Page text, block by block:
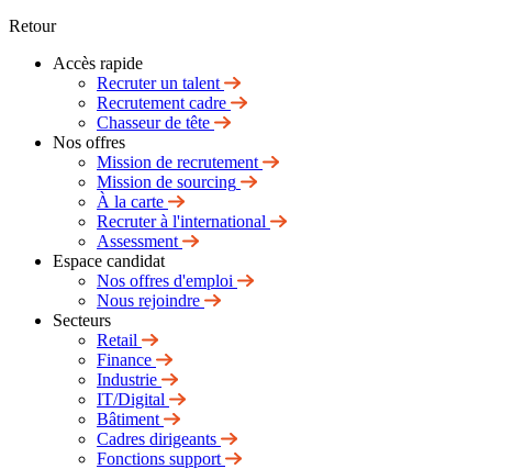
Retour
Accès rapide
Recruter un talent
Recrutement cadre
Chasseur de tête
Nos offres
Mission de recrutement
Mission de sourcing
À la carte
Recruter à l'international
Assessment
Espace candidat
Nos offres d'emploi
Nous rejoindre
Secteurs
Retail
Finance
Industrie
IT/Digital
Bâtiment
Cadres dirigeants
Fonctions support